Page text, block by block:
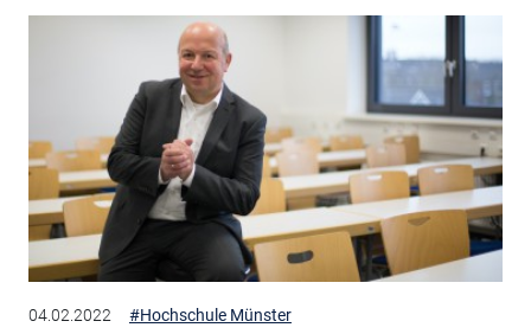
04.02.2022 #Hochschule Münster